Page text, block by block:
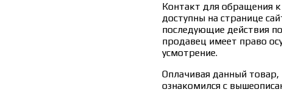
Контакт для обращения
доступны на странице
последующие действия
продавец имеет право
усмотрение.
Оплачивая данный
ознакомился с